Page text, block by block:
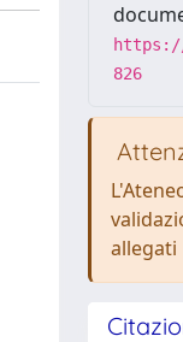
826
allegati